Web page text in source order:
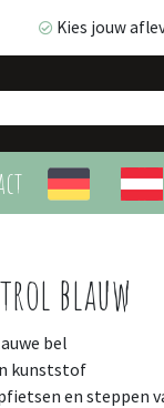
Kies jouw
Kies jouw
blauw
bel
kunststof
en steppen